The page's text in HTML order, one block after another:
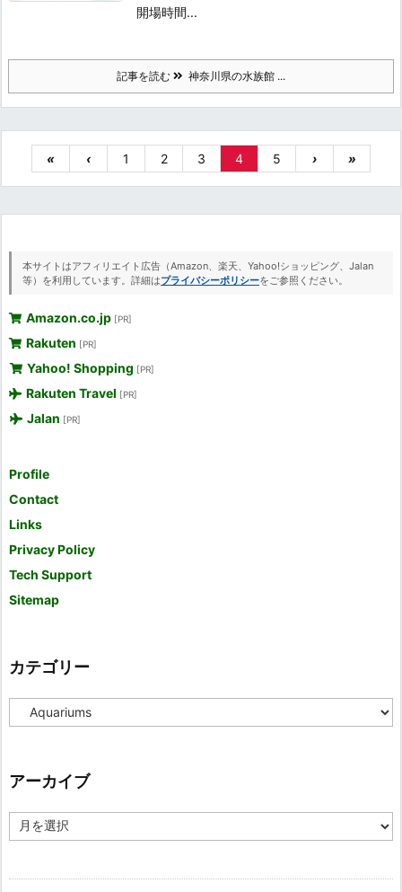
開場時間...
記事を読む 神奈川県の水族館 ...
« ‹ 1 2 3 4 5 › »
本サイトはアフィリエイト広告（Amazon、楽天、Yahoo!ショッピング、Jalan
等）を利用しています。詳細はプライバシーポリシーをご参照ください。
Amazon.co.jp [PR]
Rakuten [PR]
Yahoo! Shopping [PR]
Rakuten Travel [PR]
Jalan [PR]
Profile
Contact
Links
Privacy Policy
Tech Support
Sitemap
カテゴリー
テ
ー
アーカイブ
ー